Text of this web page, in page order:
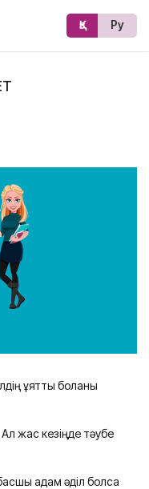
Қз Ру
ұятты болғаны
жас кезіңде тәубе
адам әділ болса